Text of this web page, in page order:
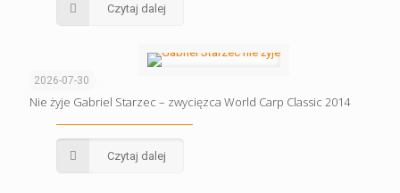
Czytaj dalej
2026-07-30
Nie żyje Gabriel Starzec – zwycięzca World Carp Classic 2014
Czytaj dalej